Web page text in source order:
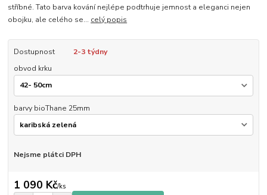
stříbné. Tato barva kování nejlépe podtrhuje jemnost a eleganci nejen
obojku, ale celého se... celý popis
Dostupnost
2-3 týdny
obvod krku
barvy bioThane 25mm
Nejsme plátci DPH
1 090 Kč/ks